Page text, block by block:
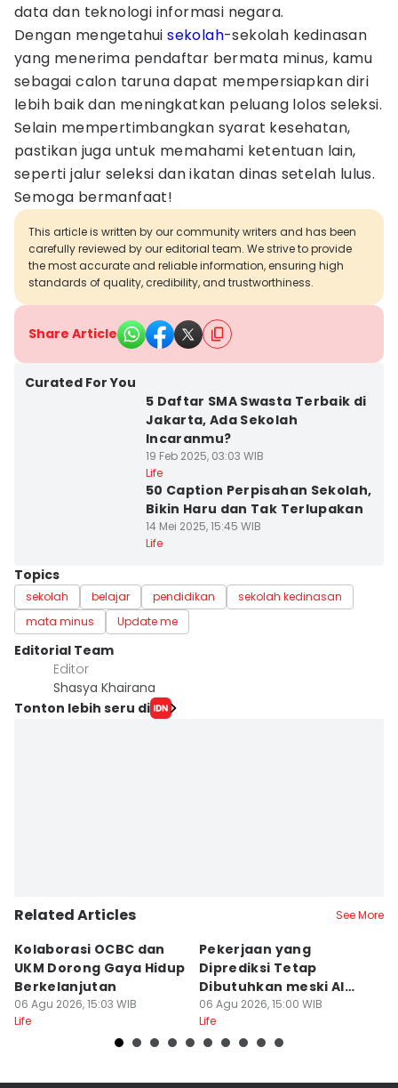
data dan teknologi informasi negara.
Dengan mengetahuisekolah-sekolah kedinasan
yang menerima pendaftar bermata minus, kamu
sebagai calon taruna dapat mempersiapkan diri
lebih baik dan meningkatkan peluang lolos seleksi.
Selain mempertimbangkan syarat kesehatan,
pastikan juga untuk memahami ketentuan lain,
seperti jalur seleksi dan ikatan dinas setelah lulus.
Semoga bermanfaat!
This article is written by our community writers and has been
carefully reviewed by our editorial team. We strive to provide
the most accurate and reliable information, ensuring high
standards of quality, credibility, and trustworthiness.
Share Article
Curated For You
5 Daftar SMA Swasta Terbaik di
Jakarta, Ada Sekolah
Incaranmu?
19 Feb 2025, 03:03 WIB
Life
50 Caption Perpisahan Sekolah,
Bikin Haru dan Tak Terlupakan
14 Mei 2025, 15:45 WIB
Life
Topics
sekolah belajar pendidikan
sekolah kedinasan
mata minus
Update me
Editorial Team
Editor
Shasya Khairana
Tonton lebih seru di
Related Articles See More
Kolaborasi OCBC dan
UKM Dorong Gaya Hidup
Berkelanjutan
06 Agu 2026, 15:03 WIB
Life
Pekerjaan yang
Diprediksi Tetap
Dibutuhkan meski AI
Berkembang
06 Agu 2026, 15:00 WIB
Life